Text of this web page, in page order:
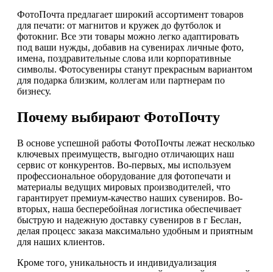
ФотоПочта предлагает широкий ассортимент товаров
для печати: от магнитов и кружек до футболок и
фотокниг. Все эти товары можно легко адаптировать
под ваши нужды, добавив на сувенирах личные фото,
имена, поздравительные слова или корпоративные
символы. Фотосувениры станут прекрасным вариантом
для подарка близким, коллегам или партнерам по
бизнесу.
Почему выбирают ФотоПочту
В основе успешной работы ФотоПочты лежат несколько
ключевых преимуществ, выгодно отличающих наш
сервис от конкурентов. Во-первых, мы используем
профессиональное оборудование для фотопечати и
материалы ведущих мировых производителей, что
гарантирует премиум-качество наших сувениров. Во-
вторых, наша бесперебойная логистика обеспечивает
быструю и надежную доставку сувениров в г Беслан,
делая процесс заказа максимально удобным и приятным
для наших клиентов.
Кроме того, уникальность и индивидуализация